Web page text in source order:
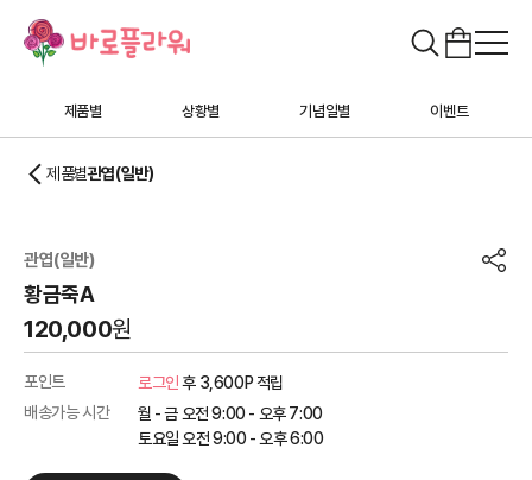
제품별 상황별 기념일별 이벤트
제품별관엽(일반)
관엽(일반)
황금죽A
120,000원
포인트 로그인후 3,600P 적립
배송가능 시간
월 - 금 오전 9:00 - 오후 7:00
토요일 오전 9:00 - 오후 6:00